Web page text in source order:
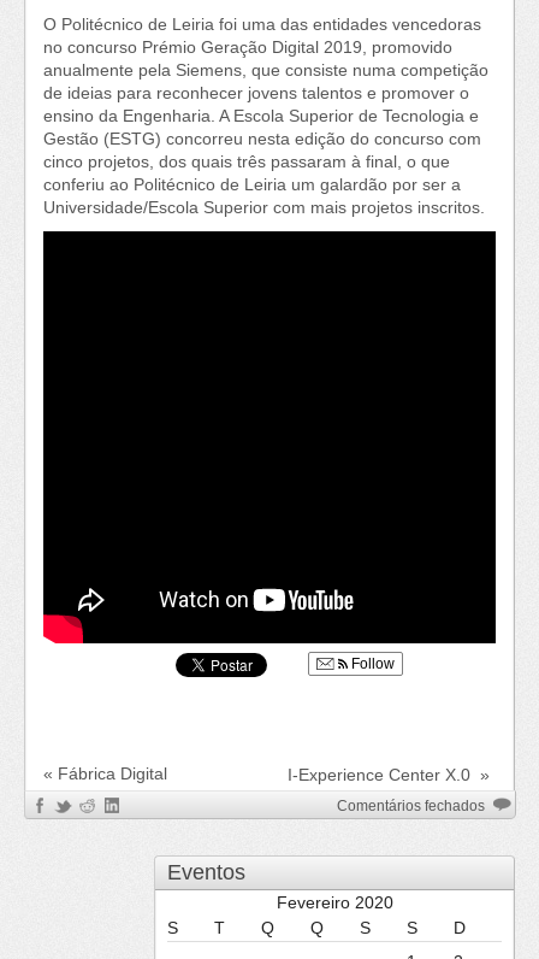
O Politécnico de Leiria foi uma das entidades vencedoras
no concurso Prémio Geração Digital 2019, promovido
anualmente pela Siemens, que consiste numa competição
de ideias para reconhecer jovens talentos e promover o
ensino da Engenharia. A Escola Superior de Tecnologia e
Gestão (ESTG) concorreu nesta edição do concurso com
cinco projetos, dos quais três passaram à final, o que
conferiu ao Politécnico de Leiria um galardão por ser a
Universidade/Escola Superior com mais projetos inscritos.
Follow
« Fábrica Digital I-Experience Center X.0 »
Comentários fechadosem
|19
Eventos
Fevereiro 2020
S
T Q Q S S
D